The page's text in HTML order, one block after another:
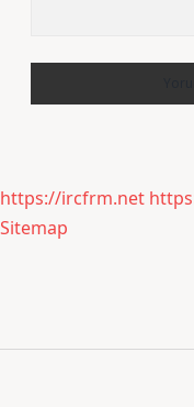
https://ircfrm.net
Sitemap